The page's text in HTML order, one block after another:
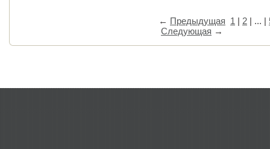
← Предыдущая 1 | 2 | ... |
Следующая →